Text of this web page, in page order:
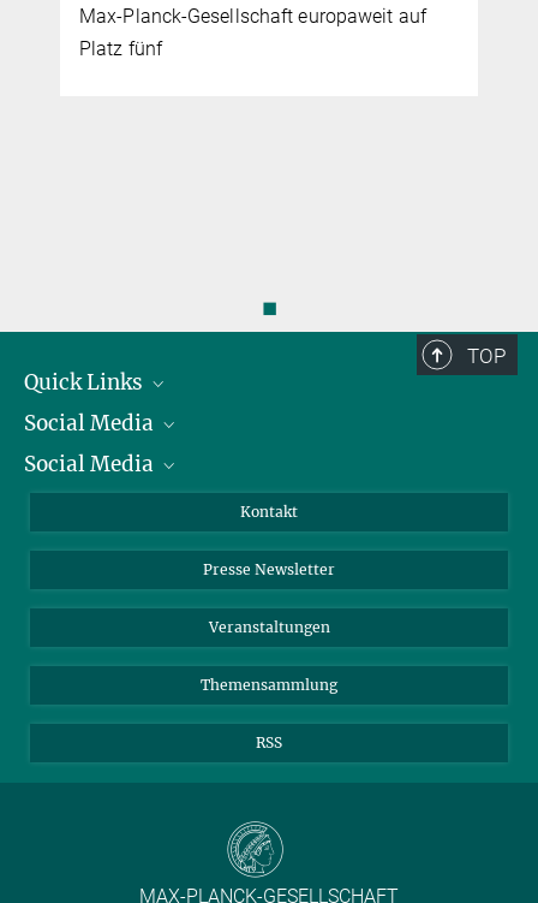
Max-Planck-Gesellschaft europaweit auf
Platz fünf
◼
TOP
Quick Links
Präsident
Zahlen und Fakten
Meldestelle Fehlverhalten
Social Media
Bluesky
TikTok
Social Media
Instagram
YouTube
Kontakt
Presse Newsletter
Veranstaltungen
Themensammlung
RSS
MAX-PLANCK-GESELLSCHAFT